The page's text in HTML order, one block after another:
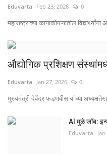
Eduvarta Feb 23, 2026 0
महाराष्ट्राच्या कानाकोपऱ्यातील
औद्योगिक प्रशिक्षण
Eduvarta Jan 27, 2026 0
मुख्यमंत्री देवेंद्र फडणवीस यांच्या
AI मुळे जॉब:
Eduvarta